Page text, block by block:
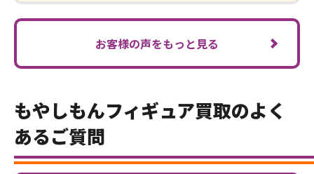
お客様の声をもっと見る
もやしもんフィギュア買取のよく
あるご質問